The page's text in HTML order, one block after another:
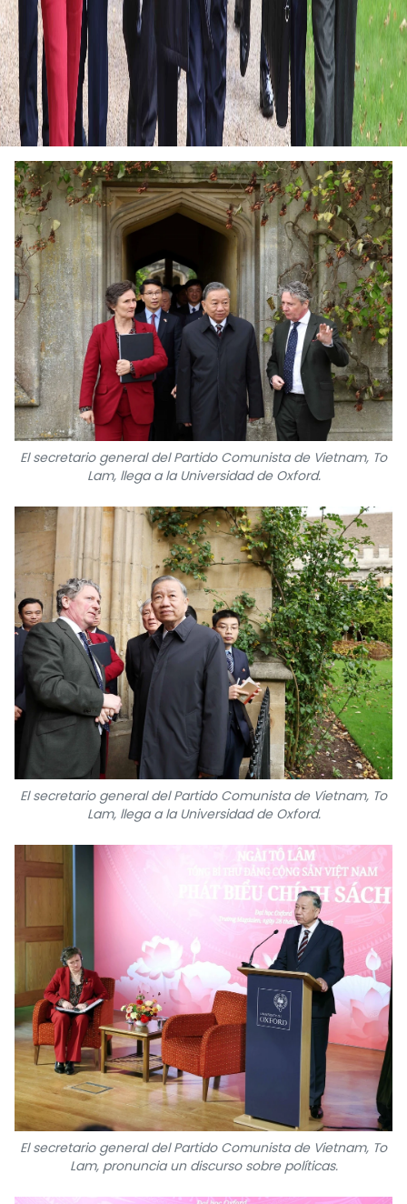
El secretario general del Partido Comunista de Vietnam, To
Lam, llega a la Universidad de Oxford.
El secretario general del Partido Comunista de Vietnam, To
Lam, llega a la Universidad de Oxford.
El secretario general del Partido Comunista de Vietnam, To
Lam, pronuncia un discurso sobre políticas.